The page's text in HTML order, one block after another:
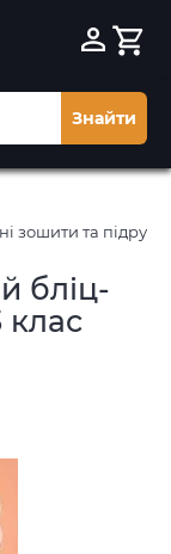
Знайти
зошити та
бліц-
клас